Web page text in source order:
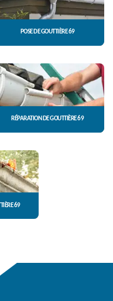
POSE DE GOUTTIÈRE 69
RÉPARATION DE GOUTTIÈRE 69
69